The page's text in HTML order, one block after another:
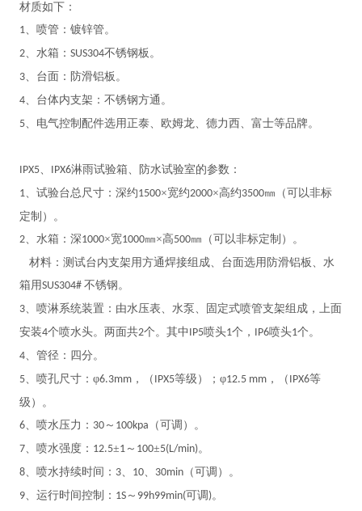
材质如下：
1、喷管：镀锌管。
2、水箱： SUS304不锈钢板。
3、台面：防滑铝板。
4、台体内支架：不锈钢方通。
5、电气控制配件选用正泰、欧姆龙、德力西、富士等品牌。
IPX5、 IPX6淋雨试验箱、防水试验室的参数：
1、试验台总尺寸：深约1500×宽约2000×高约3500㎜（可以非标
定制）。
2、水箱：深1000×宽1000㎜×高500㎜（可以非标定制）。
材料：测试台内支架用方通焊接组成、台面选用防滑铝板、水
箱用SUS304# 不锈钢。
3、喷淋系统装置：由水压表、水泵、固定式喷管支架组成，上面
安装4个喷水头。两面共2个。其中 IP5喷头1个， IP6喷头1个。
4、管径：四分。
5、喷孔尺寸：φ6.3mm，（ IPX5等级）；φ12.5 mm，（ IPX6等
级）。
6、喷水压力： 30～ 100kpa （可调）。
7、喷水强度： 12.5±1～ 100±5(L/min)。
8、喷水持续时间： 3、 10、 30min（可调）。
9、运行时间控制： 1S～ 99h99min(可调 )。